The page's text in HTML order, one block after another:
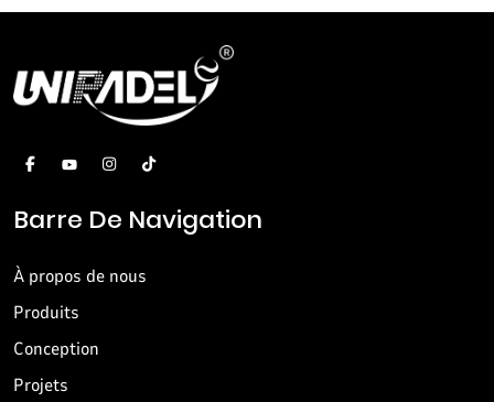
Barre De Navigation
À propos de nous
Produits
Conception
Projets